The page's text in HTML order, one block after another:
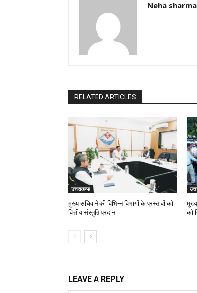
Neha sharma
RELATED ARTICLES
उत्तराखण्ड
मुख्य सचिव ने की विभिन्न विभागों के प्रस्तावों को
वित्तीय संस्तुति प्रदान
को
LEAVE A REPLY